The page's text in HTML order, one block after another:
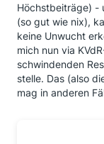
Höchstbeiträge) -
(so gut wie nix),
keine Unwucht
mich nun via
schwindenden
stelle. Das (also
mag in anderen